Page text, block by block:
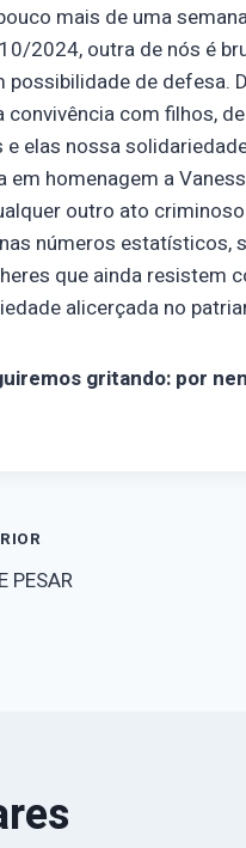
mais de uma
2024, outra de nós é
possibilidade de defesa.
convivência com filhos,
e elas nossa
em homenagem a
outro ato criminoso
números estatísticos,
que ainda resistem
alicerçada no
gritando: por
PESAR